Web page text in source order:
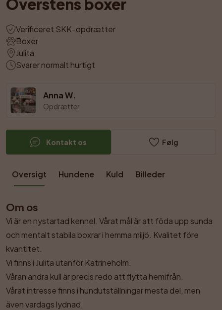
Överstens boxer
Verificeret SKK-opdrætter
Boxer
Julita
Svarer normalt hurtigt
Anna W.
Opdrætter
Kontakt os Følg
Oversigt Hundene Kuld Billeder
Om os
Vi är en nystartad kennel. Vårat mål är att föda upp sunda
och mentalt stabila boxrar i hemma miljö. Kvalitet före
kvantitet.
Vi finns i Julita utanför Katrineholm.
Våran andra kull är precis redo att flytta hemifrån.
Vårat intresse finns i hundutställningar mesta del, men
även vardags lydnad.